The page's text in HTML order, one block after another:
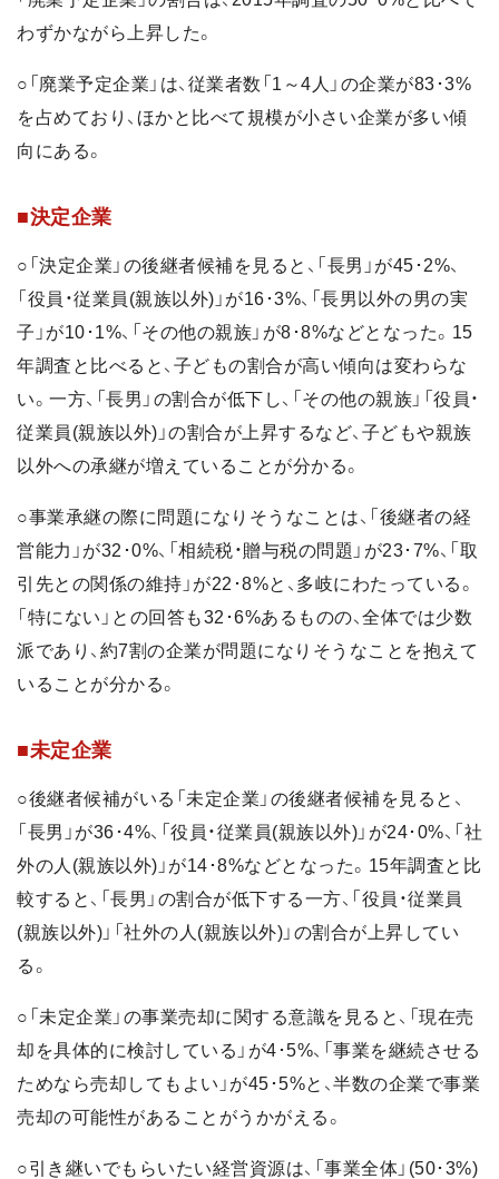
わずかながら上昇した。
○「廃業予定企業」は、従業者数「1～4人」の企業が83･3%
を占めており、ほかと比べて規模が小さい企業が多い傾
向にある。
■決定企業
○「決定企業」の後継者候補を見ると、「長男」が45･2%、
「役員・従業員(親族以外)」が16･3%、「長男以外の男の実
子」が10･1%、「その他の親族」が8･8%などとなった。15
年調査と比べると、子どもの割合が高い傾向は変わらな
い。一方、「長男」の割合が低下し、「その他の親族」「役員・
従業員(親族以外)」の割合が上昇するなど、子どもや親族
以外への承継が増えていることが分かる。
○事業承継の際に問題になりそうなことは、「後継者の経
営能力」が32･0%、「相続税・贈与税の問題」が23･7%、「取
引先との関係の維持」が22･8%と、多岐にわたっている。
「特にない」との回答も32･6%あるものの、全体では少数
派であり、約7割の企業が問題になりそうなことを抱えて
いることが分かる。
■未定企業
○後継者候補がいる「未定企業」の後継者候補を見ると、
「長男」が36･4%、「役員・従業員(親族以外)」が24･0%、「社
外の人(親族以外)」が14･8%などとなった。15年調査と比
較すると、「長男」の割合が低下する一方、「役員・従業員
(親族以外)」「社外の人(親族以外)」の割合が上昇してい
る。
○「未定企業」の事業売却に関する意識を見ると、「現在売
却を具体的に検討している」が4･5%、「事業を継続させる
ためなら売却してもよい」が45･5%と、半数の企業で事業
売却の可能性があることがうかがえる。
○引き継いでもらいたい経営資源は、「事業全体」(50･3%)